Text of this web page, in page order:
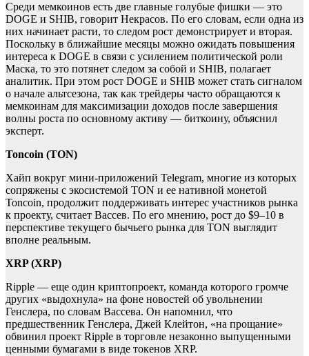
Среди мемкоинов есть две главные голубые фишки — это
DOGE и SHIB, говорит Некрасов. По его словам, если одна из
них начинает расти, то следом рост демонстрирует и вторая.
Поскольку в ближайшие месяцы можно ожидать повышения
интереса к DOGE в связи с усилением политической роли
Маска, то это потянет следом за собой и SHIB, полагает
аналитик. При этом рост DOGE и SHIB может стать сигналом
о начале альтсезона, так как трейдеры часто обращаются к
мемкоинам для максимизации доходов после завершения
волны роста по основному активу — биткоину, объяснил
эксперт.
Toncoin (TON)
Хайп вокруг мини-приложений Telegram, многие из которых
сопряжены с экосистемой TON и ее нативной монетой
Toncoin, продолжит поддерживать интерес участников рынка
к проекту, считает Вассев. По его мнению, рост до $9–10 в
перспективе текущего бычьего рынка для TON выглядит
вполне реальным.
XRP (XRP)
Ripple — еще один криптопроект, команда которого громче
других «выдохнула» на фоне новостей об увольнении
Генслера, по словам Вассева. Он напомнил, что
предшественник Генслера, Джей Клейтон, «на прощание»
обвинил проект Ripple в торговле незаконно выпущенными
ценными бумагами в виде токенов XRP.